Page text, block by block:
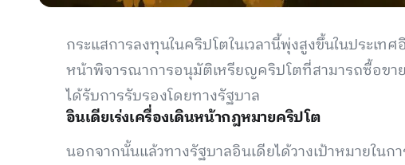
กระแสการลงทุนในคริปโตในเวลานี้พุ่งสูงขึ้นในประเท
หน้าพิจารณาการอนุมัติเหรียญคริปโตที่สามารถซื้อข
ได้รับการรับรองโดยทางรัฐบาล
อินเดียเร่งเครื่องเดินหน้ากฎหมายคริปโต
นอกจากนั้นแล้วทางรัฐบาลอินเดียได้วางเป้าหมายในก